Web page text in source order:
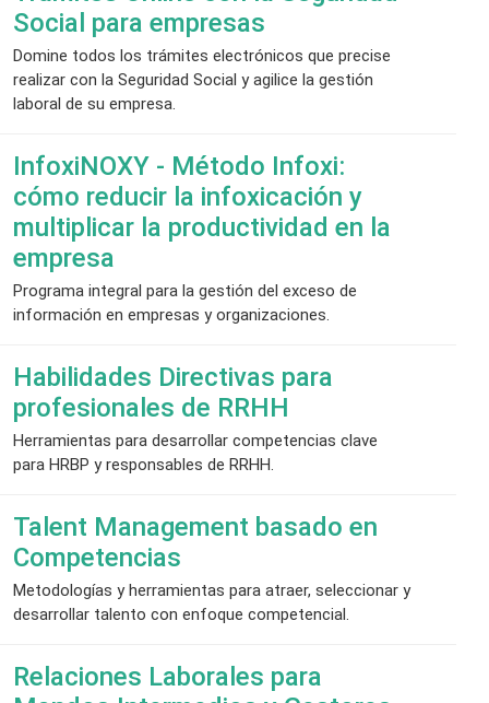
Social para empresas
Domine todos los trámites electrónicos que precise
realizar con la Seguridad Social y agilice la gestión
laboral de su empresa.
InfoxiNOXY - Método Infoxi:
cómo reducir la infoxicación y
multiplicar la productividad en la
empresa
Programa integral para la gestión del exceso de
información en empresas y organizaciones.
Habilidades Directivas para
profesionales de RRHH
Herramientas para desarrollar competencias clave
para HRBP y responsables de RRHH.
Talent Management basado en
Competencias
Metodologías y herramientas para atraer, seleccionar y
desarrollar talento con enfoque competencial.
Relaciones Laborales para